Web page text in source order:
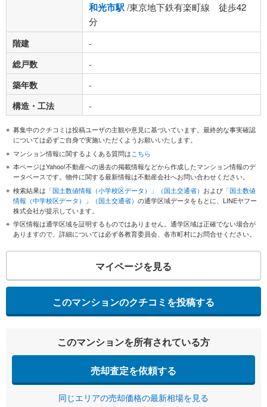
和光市駅/東京地下鉄有楽町線 徒歩42
分
階建
-
総戸数
-
築年数
-
構造・工法
-
募集中のクチコミは投稿ユーザの主観や意見に基づいています。最終的な事実確認
については必ずご自身で実施いただくようお願いいたします。
マンション情報に関するよくある質問はこちら
本ページはYahoo!不動産への過去の掲載情報などから作成したマンション情報のデ
ータベースです。物件に関する最新情報は不動産会社へお問い合わせください。
検索結果は 「国土数値情報（小学校区データ）」（国土交通省） および 「国土数値
情報（中学校区データ）」（国土交通省） の通学区域データをもとに、LINEヤフー
株式会社が提示しています。
学区情報は通学区域を証明するものではありません。通学区域は正確でない場合が
ありますので、詳細については必ず各教育委員会、各市町村にお問合せください。
マイページを見る
このマンションのクチコミを投稿する
このマンションを所有されている方
売却査定を依頼する
同じエリアの売却価格の最新相場を見る